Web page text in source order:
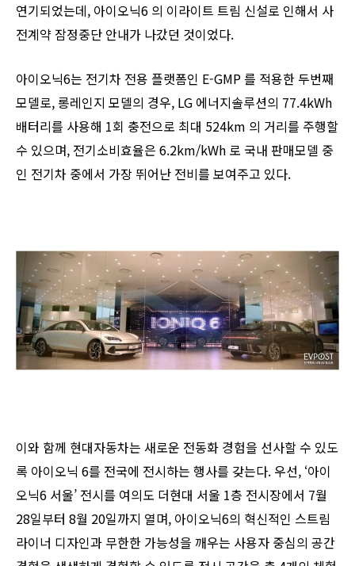
연기되었는데, 아이오닉6 의 이라이트 트림 신설로 인해서 사
전계약 잠정중단 안내가 나갔던 것이었다.
아이오닉6는 전기차 전용 플랫폼인 E-GMP 를 적용한 두번째
모델로, 롱레인지 모델의 경우, LG 에너지솔루션의 77.4kWh
배터리를 사용해 1회 충전으로 최대 524km 의 거리를 주행할
수 있으며, 전기소비효율은 6.2km/kWh 로 국내 판매모델 중
인 전기차 중에서 가장 뛰어난 전비를 보여주고 있다.
이와 함께 현대자동차는 새로운 전동화 경험을 선사할 수 있도
록 아이오닉 6를 전국에 전시하는 행사를 갖는다. 우선, ‘아이
오닉6 서울’ 전시를 여의도 더현대 서울 1층 전시장에서 7월
28일부터 8월 20일까지 열며, 아이오닉6의 혁신적인 스트림
라이너 디자인과 무한한 가능성을 깨우는 사용자 중심의 공간